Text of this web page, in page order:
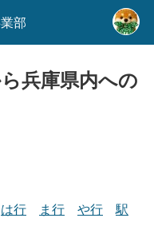
部
兵庫県内への
は行 ま行 や行 駅